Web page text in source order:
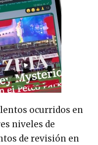
ocurridos en
niveles de
de revisión en